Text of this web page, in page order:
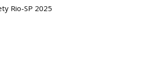
Rio-SP 2025